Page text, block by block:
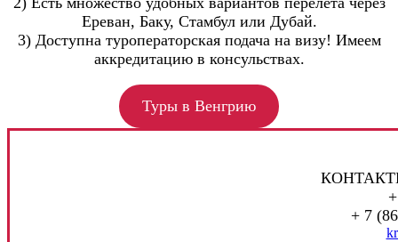
Ереван, Баку, Стамбул или Дубай.
3) Доступна туроператорская подача на визу! Имеем
аккредитацию в консульствах.
Туры в Венгрию
+ 7